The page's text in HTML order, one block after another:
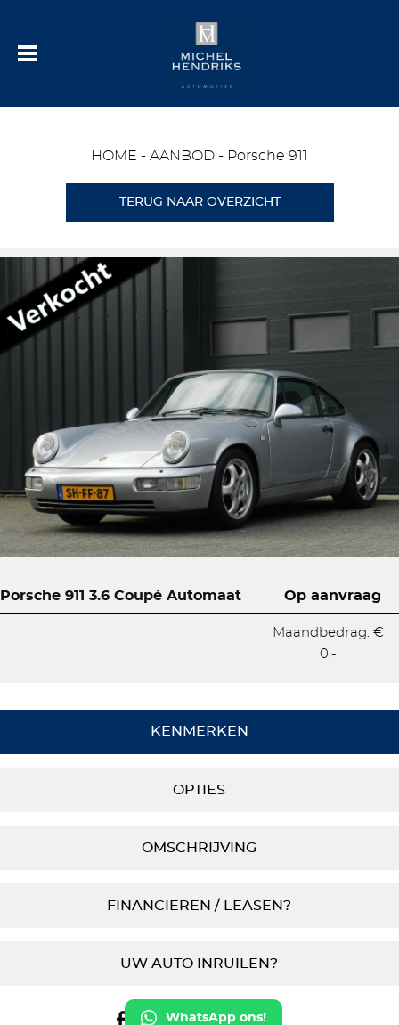
HOME - AANBOD - Porsche 911
TERUG NAAR OVERZICHT
Porsche 911 3.6 Coupé Automaat Op aanvraag
Maandbedrag: €
0,-
KENMERKEN
OPTIES
OMSCHRIJVING
FINANCIEREN / LEASEN?
UW AUTO INRUILEN?
WhatsApp ons!